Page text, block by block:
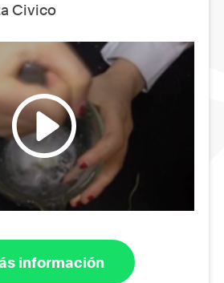
Civico
información